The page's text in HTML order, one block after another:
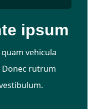
ipsum
vehicula
Donec rutrum